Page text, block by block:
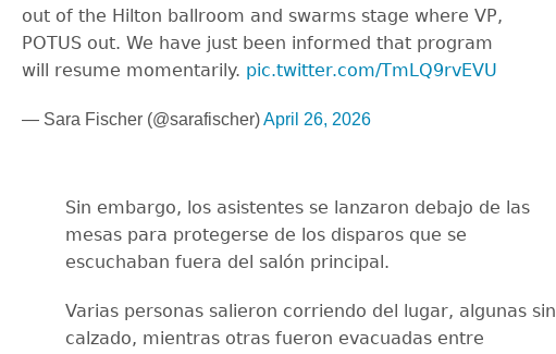
out of the Hilton ballroom and swarms stage where VP,
POTUS out. We have just been informed that program
will resume momentarily. pic.twitter.com/TmLQ9rvEVU
— Sara Fischer (@sarafischer)April 26, 2026
Sin embargo, los asistentes se lanzaron debajo de las
mesas para protegerse de los disparos que se
escuchaban fuera del salón principal.
Varias personas salieron corriendo del lugar, algunas sin
calzado, mientras otras fueron evacuadas entre